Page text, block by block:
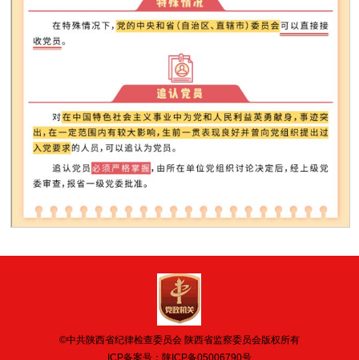
©中共陕西省纪律检查委员会 陕西省监察委员会版权所有